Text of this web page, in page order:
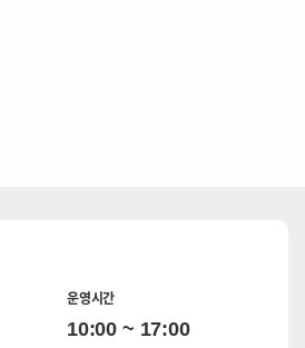
운영시간
10:00 ~ 17:00